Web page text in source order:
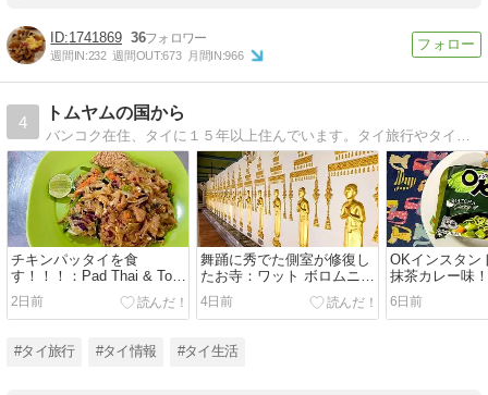
1741869 36
週間IN:232 週間OUT:673 月間IN:966
4
トムヤムの国から
チキンパッタイを食
す！！！：Pad Thai & Tom
Yum 2
2日前
舞踊に秀でた側室が修復し
たお寺：ワット ボロムニワ
ート
4日前
OKインスタン
抹茶カレー味
6日前
#タイ旅行 #タイ情報 #タイ生活